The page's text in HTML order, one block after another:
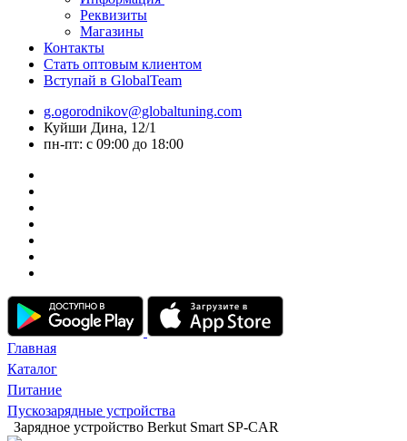
Реквизиты
Магазины
Контакты
Стать оптовым клиентом
Вступай в GlobalTeam
g.ogorodnikov@globaltuning.com
Куйши Дина, 12/1
пн-пт: с 09:00 до 18:00
Главная
Каталог
Питание
Пускозарядные устройства
Зарядное устройство Berkut Smart SP-CAR